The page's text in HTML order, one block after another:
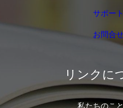
サポート
お問合
リンクに
私たちのこ